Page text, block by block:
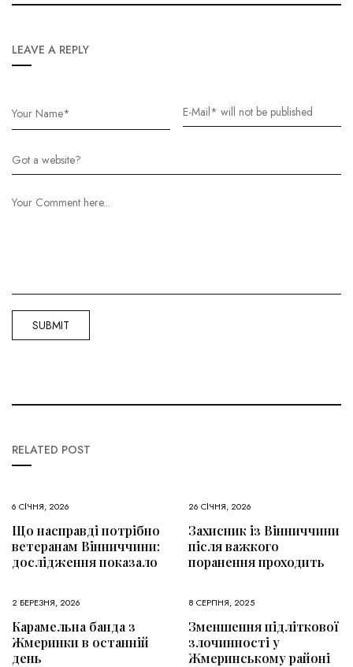
LEAVE A REPLY
RELATED POST
6 СІЧНЯ, 2026
Що насправді потрібно
ветеранам Вінниччини:
дослідження показало
26 СІЧНЯ, 2026
Захисник із Вінниччини
після важкого
поранення проходить
2 БЕРЕЗНЯ, 2026
Карамельна банда з
Жмеринки в останній
день
8 СЕРПНЯ, 2025
Зменшення підліткової
злочинності у
Жмеринському районі